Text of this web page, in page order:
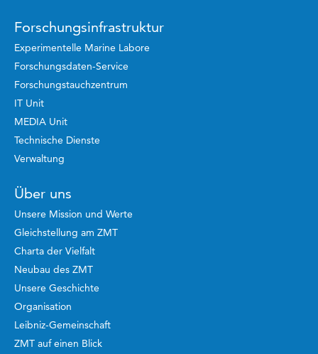
Forschungsinfrastruktur
Experimentelle Marine Labore
Forschungsdaten-Service
Forschungstauchzentrum
IT Unit
MEDIA Unit
Technische Dienste
Verwaltung
Über uns
Unsere Mission und Werte
Gleichstellung am ZMT
Charta der Vielfalt
Neubau des ZMT
Unsere Geschichte
Organisation
Leibniz-Gemeinschaft
ZMT auf einen Blick